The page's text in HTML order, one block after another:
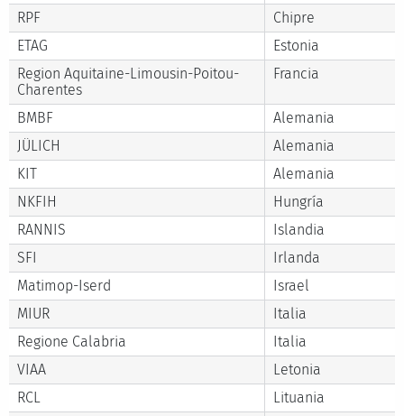
RPF
Chipre
ETAG
Estonia
Region Aquitaine-Limousin-Poitou-
Charentes
Francia
BMBF
Alemania
JÜLICH
Alemania
KIT
Alemania
NKFIH
Hungría
RANNIS
Islandia
SFI
Irlanda
Matimop-Iserd
Israel
MIUR
Italia
Regione Calabria
Italia
VIAA
Letonia
RCL
Lituania